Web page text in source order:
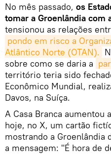
No mês passado, os
tomar a Groenlândia com
tensionou as relações
pondo em risco a
Atlântico Norte (OTAN).
sobre como se daria a
território teria sido
Econômico Mundial,
Davos, na Suíça.
A Casa Branca aumentou
hoje, no X, um cartão
mostrando a Groenlândia
a mensagem: "É hora de